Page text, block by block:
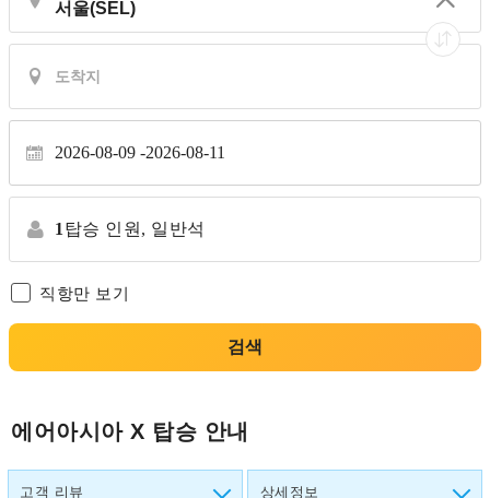
2026-08-09 2026-08-11
1 탑승 인원, 일반석
직항만 보기
검색
에어아시아 X 탑승 안내
고객 리뷰 상세정보